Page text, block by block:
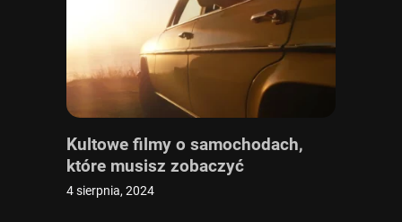
Kultowe filmy o samochodach,
które musisz zobaczyć
4 sierpnia, 2024